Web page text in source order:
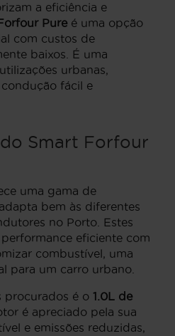
a eficiência e
Pure é uma opção
com custos de
baixos. É uma
urbanas,
fácil e
Smart Forfour
uma gama de
bem às diferentes
no Porto. Estes
eficiente com
combustível, uma
para um carro urbano.
procurados é o 1.0L de
é apreciado pela sua
e emissões reduzidas,